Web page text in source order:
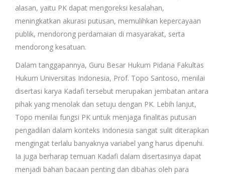
alasan, yaitu PK dapat mengoreksi kesalahan,
meningkatkan akurasi putusan, memulihkan kepercayaan
publik, mendorong perdamaian di masyarakat, serta
mendorong kesatuan.
Dalam tanggapannya, Guru Besar Hukum Pidana Fakultas
Hukum Universitas Indonesia, Prof. Topo Santoso, menilai
disertasi karya Kadafi tersebut merupakan jembatan antara
pihak yang menolak dan setuju dengan PK. Lebih lanjut,
Topo menilai fungsi PK untuk menjaga finalitas putusan
pengadilan dalam konteks Indonesia sangat sulit diterapkan
mengingat terlalu banyaknya variabel yang harus dipenuhi.
Ia juga berharap temuan Kadafi dalam disertasinya dapat
menjadi bahan bacaan penting dan dibahas oleh para